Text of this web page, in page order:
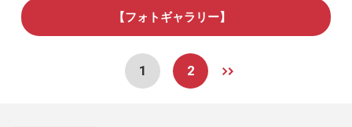
【フォトギャラリー】
1 2